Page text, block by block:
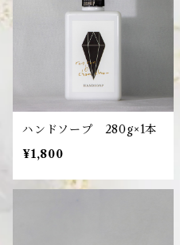
ハンドソープ 280g×1本
¥1,800